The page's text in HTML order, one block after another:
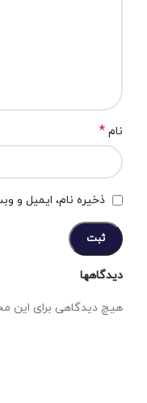
دیدگاهها
هیچ دیدگاهی برای
نام *
ذخیره نام، ایمیل و